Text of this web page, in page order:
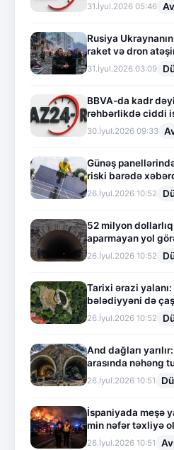
31.İyul.2026 05:46
Rusiya
raket və dron
31.İyul.2026 03:09
BBVA-da kadr
rəhbərlikdə ciddi
30.İyul.2026 09:33
Günəş
riski barədə
26.İyul.2026 10:52
52 milyon
aparmayan yol
26.İyul.2026 10:52
Tarixi ərazi
bələdiyyəni də
26.İyul.2026 10:52
And dağları
arasında nəhəng
26.İyul.2026 10:51
İspaniyada meşə
min nəfər təxliyə
26.İyul.2026 10:51